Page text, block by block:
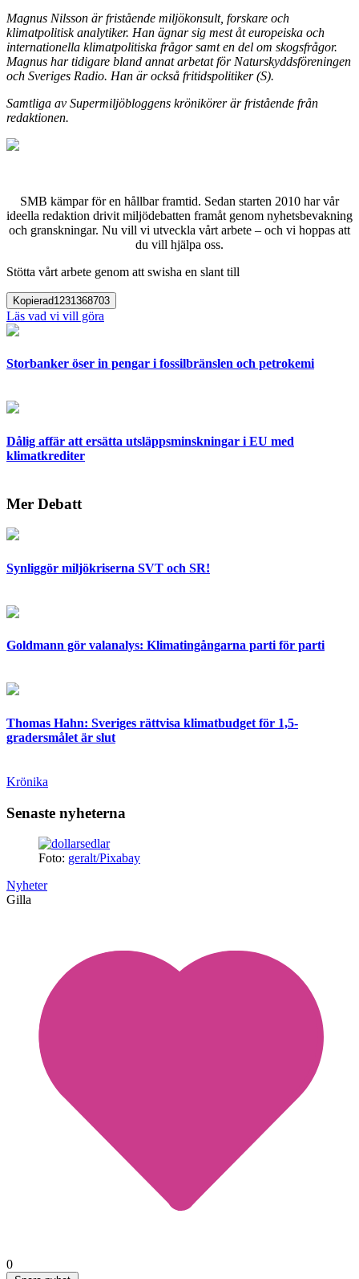
Magnus Nilsson är fristående miljökonsult, forskare och
klimatpolitisk analytiker. Han ägnar sig mest åt europeiska och
internationella klimatpolitiska frågor samt en del om skogsfrågor.
Magnus har tidigare bland annat arbetat för Naturskyddsföreningen
och Sveriges Radio. Han är också fritidspolitiker (S).
Samtliga av Supermiljöbloggens krönikörer är fristående från
redaktionen.
SMB kämpar för en hållbar framtid. Sedan starten 2010 har vår
ideella redaktion drivit miljödebatten framåt genom nyhetsbevakning
och granskningar. Nu vill vi utveckla vårt arbete – och vi hoppas att
du vill hjälpa oss.
Stötta vårt arbete genom att swisha en slant till
Kopierad1231368703
Läs vad vi vill göra
Storbanker öser in pengar i fossilbränslen och petrokemi
Dålig affär att ersätta utsläppsminskningar i EU med
klimatkrediter
Mer Debatt
Synliggör miljökriserna SVT och SR!
Goldmann gör valanalys: Klimatingångarna parti för parti
Thomas Hahn: Sveriges rättvisa klimatbudget för 1,5-
gradersmålet är slut
Krönika
Senaste nyheterna
Foto: geralt/Pixabay
Nyheter
Gilla
0